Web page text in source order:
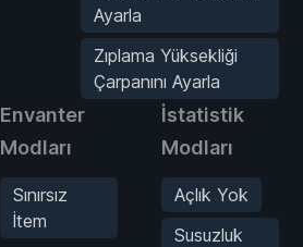
Ayarla
Zıplama Yüksekliği
Çarpanını Ayarla
Envanter
Modları
Sınırsız
İtem
İstatistik
Modları
Açlık Yok
Susuzluk